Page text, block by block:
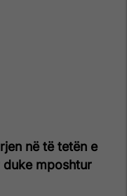
në të tetën e
mposhtur